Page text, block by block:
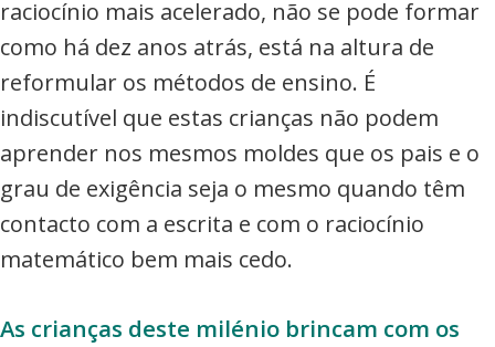
raciocínio mais acelerado, não se pode formar
como há dez anos atrás, está na altura de
reformular os métodos de ensino. É
indiscutível que estas crianças não podem
aprender nos mesmos moldes que os pais e o
grau de exigência seja o mesmo quando têm
contacto com a escrita e com o raciocínio
matemático bem mais cedo.
As crianças deste milénio brincam com os